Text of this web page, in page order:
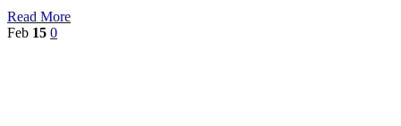
Read More
Feb 15 0